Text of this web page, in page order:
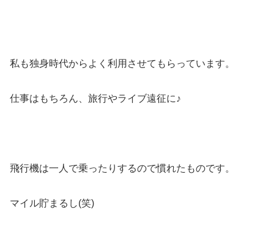
私も独身時代からよく利用させてもらっています。
仕事はもちろん、旅行やライブ遠征に♪
飛行機は一人で乗ったりするので慣れたものです。
マイル貯まるし(笑)